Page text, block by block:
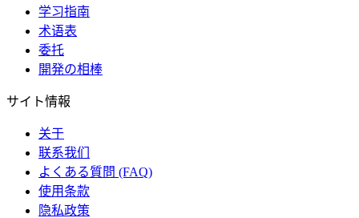
学习指南
术语表
委托
開発の相棒
サイト情報
关于
联系我们
よくある質問 (FAQ)
使用条款
隐私政策